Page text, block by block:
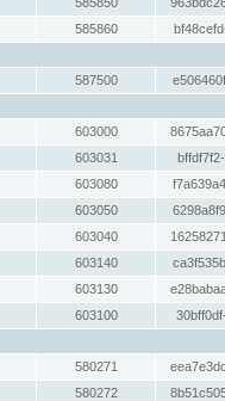
585860
587500
603000
603031
603080
603050
603040
603140
603130
603100
580271
580272